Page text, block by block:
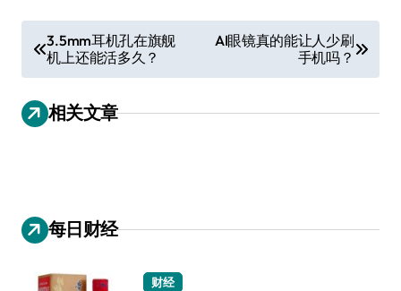
章
导
航
3.5mm耳机孔在旗舰
机上还能活多久？
AI眼镜真的能让人少刷
手机吗？
相关文章
每日财经
财经